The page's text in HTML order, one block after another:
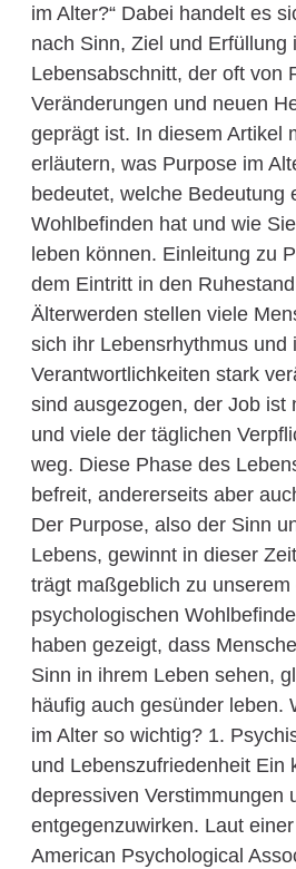
im Alter?“ Dabei handelt es
nach Sinn, Ziel und Erfüllung
Lebensabschnitt, der oft von
Veränderungen und neuen
geprägt ist. In diesem Artikel
erläutern, was Purpose im
bedeutet, welche Bedeutung
Wohlbefinden hat und wie
leben können. Einleitung zu
dem Eintritt in den
Älterwerden stellen viele
sich ihr Lebensrhythmus und
Verantwortlichkeiten stark
sind ausgezogen, der Job ist
und viele der täglichen
weg. Diese Phase des
befreit, andererseits aber
Der Purpose, also der Sinn
Lebens, gewinnt in dieser
trägt maßgeblich zu unserem
psychologischen
haben gezeigt, dass
Sinn in ihrem Leben sehen,
häufig auch gesünder leben.
im Alter so wichtig? 1.
und Lebenszufriedenheit Ein
depressiven Verstimmungen
entgegenzuwirken. Laut
American Psychological